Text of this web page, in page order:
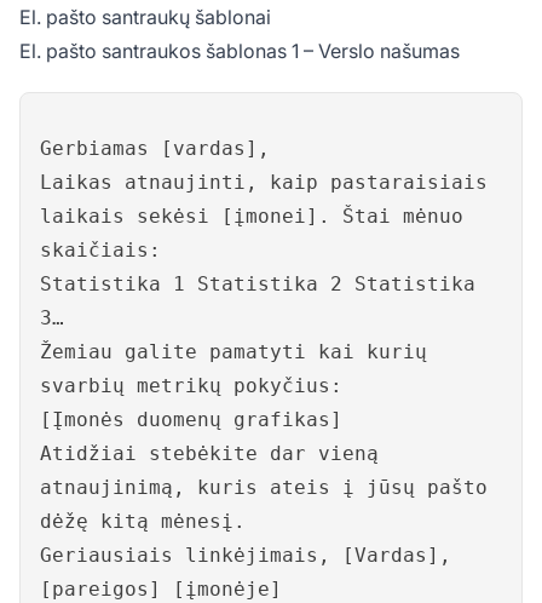
El. pašto santraukų šablonai
El. pašto santraukos šablonas 1 – Verslo našumas
Gerbiamas [vardas],
Laikas atnaujinti, kaip pastaraisiais
laikais sekėsi [įmonei]. Štai mėnuo
skaičiais:
Statistika 1 Statistika 2 Statistika
3…
Žemiau galite pamatyti kai kurių
svarbių metrikų pokyčius:
[Įmonės duomenų grafikas]
Atidžiai stebėkite dar vieną
atnaujinimą, kuris ateis į jūsų pašto
dėžę kitą mėnesį.
Geriausiais linkėjimais, [Vardas],
[pareigos] [įmonėje]